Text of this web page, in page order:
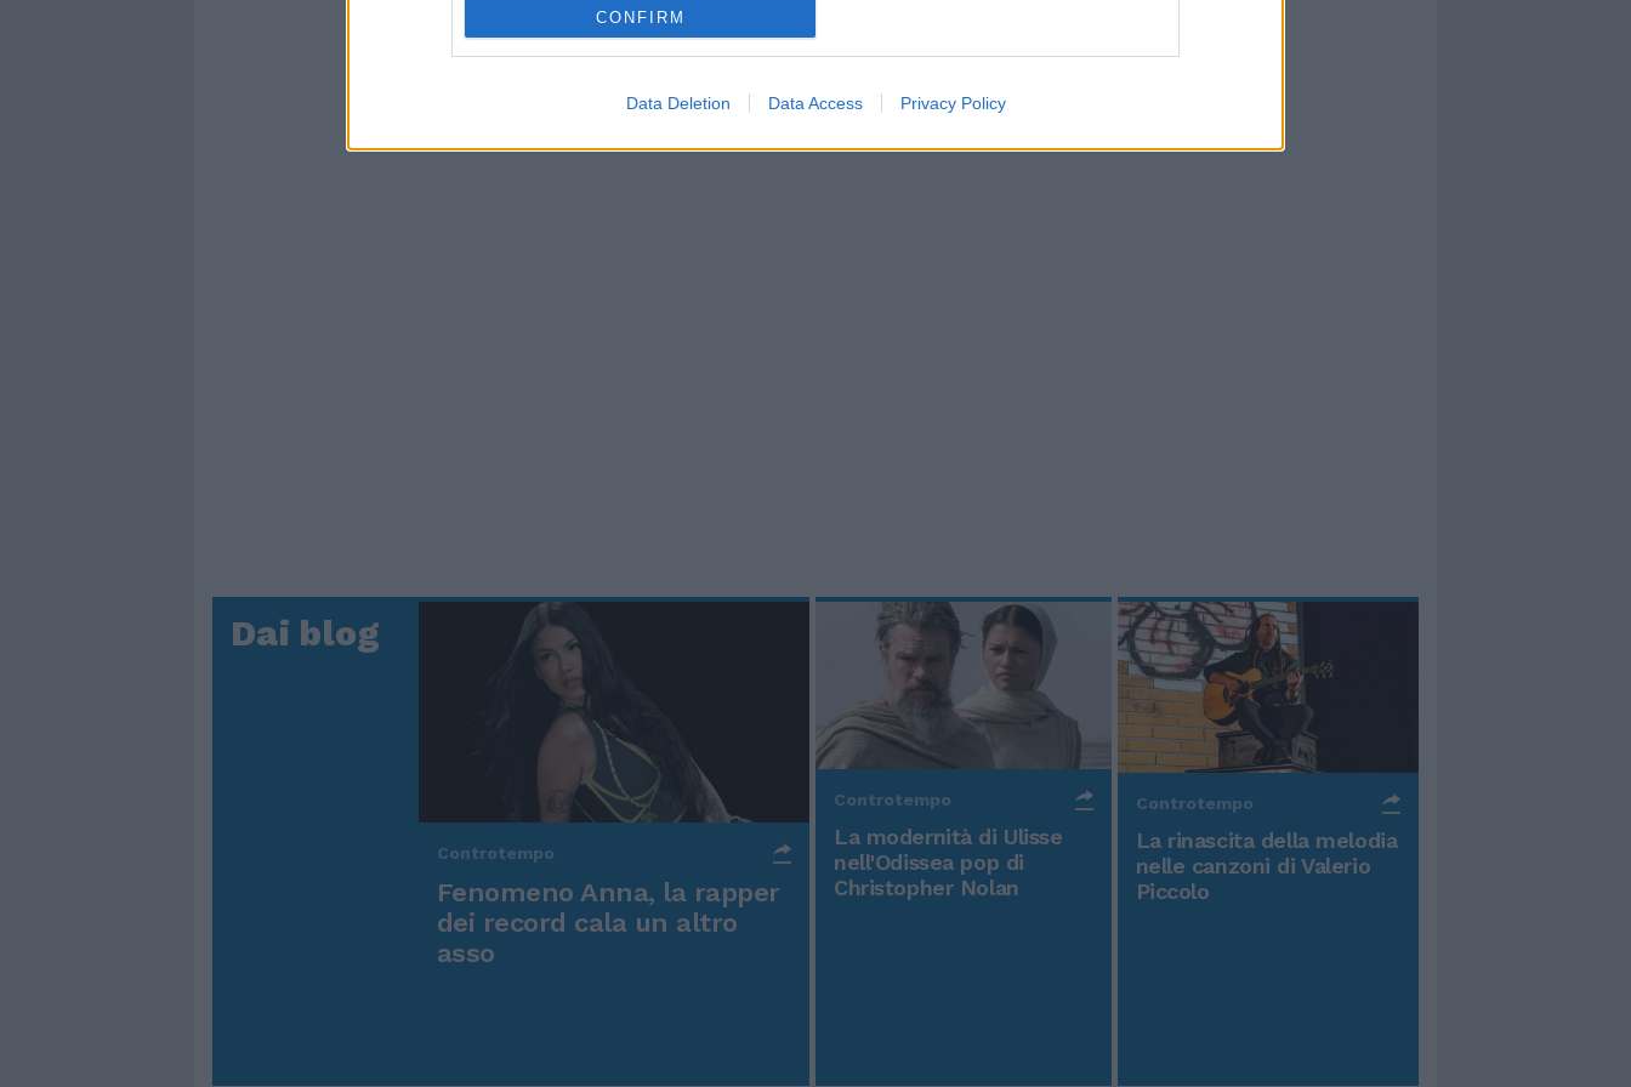
CONFIRM
Data Deletion Data Access Privacy Policy
Dai blog
Controtempo
Fenomeno Anna, la rapper
dei record cala un altro
asso
Controtempo
La modernità di Ulisse
nell'Odissea pop di
Christopher Nolan
Controtempo
La rinascita della melodia
nelle canzoni di Valerio
Piccolo